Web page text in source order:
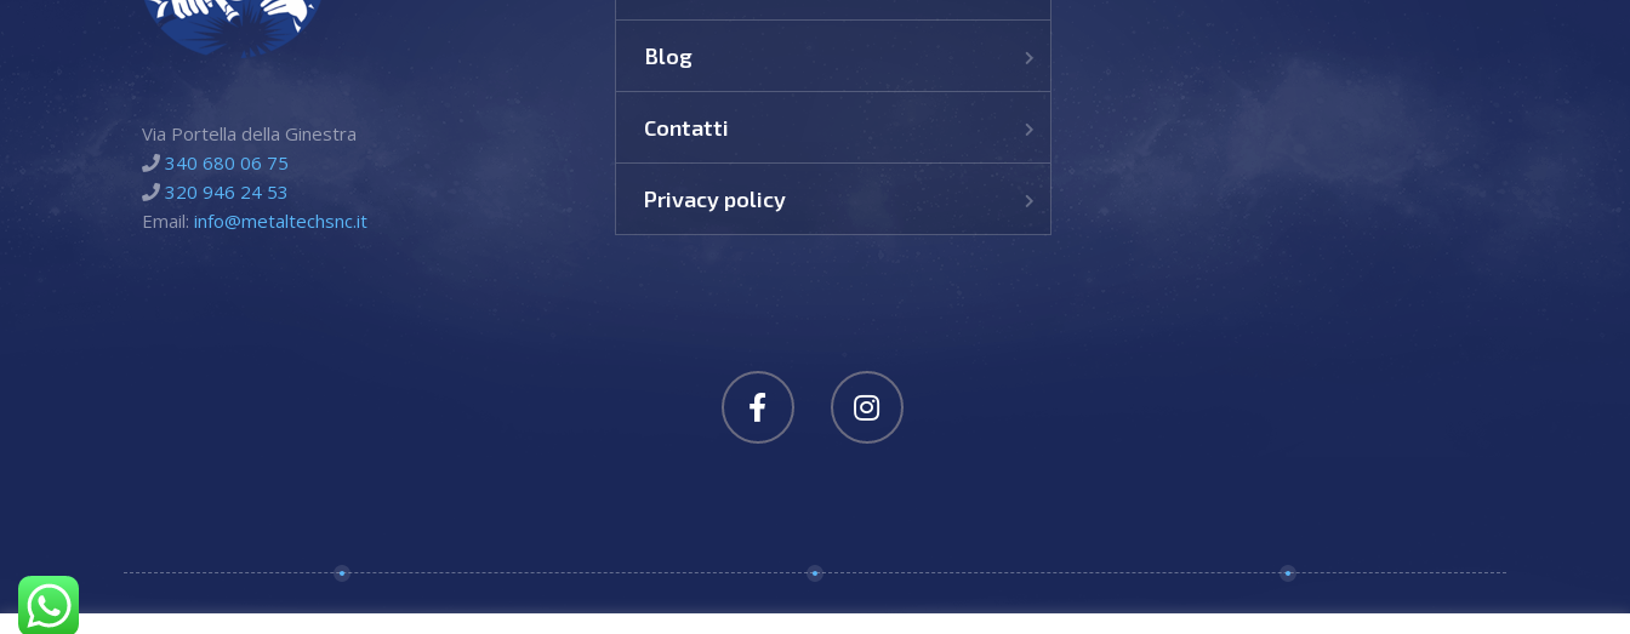
Via Portella della Ginestra
340 680 06 75
320 946 24 53
Email: info@metaltechsnc.it
Blog
Contatti
Privacy policy